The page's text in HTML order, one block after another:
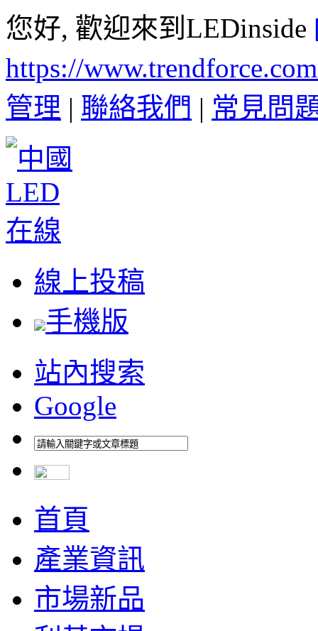
您好, 歡迎來到LEDinside
https://
管理 | 聯絡我們 | 常見問
線上投稿
手機版
站內搜索
Google
首頁
產業資訊
市場新品